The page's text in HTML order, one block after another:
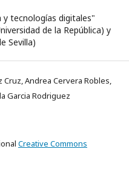
y tecnologías digitales"
de la República) y
Sevilla)
Cruz, Andrea Cervera Robles,
Garcia Rodriguez
Creative Commons